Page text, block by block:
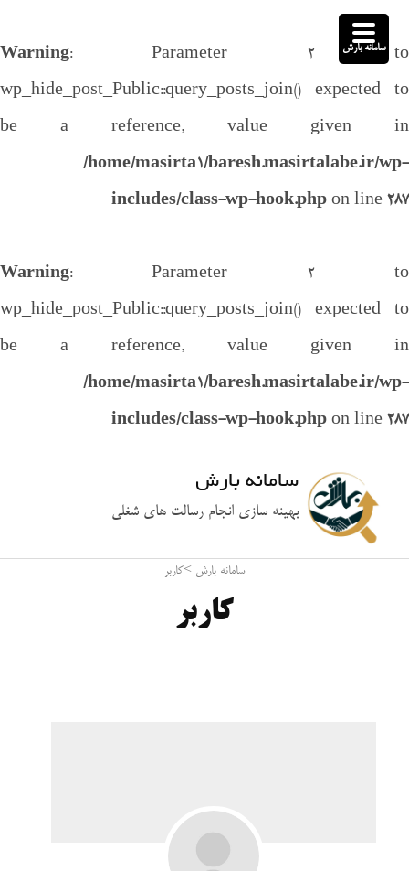
Warning: Parameter 2 to
wp_hide_post_Public::query_posts_join() expected to
be a reference, value given in
/home/masirta1/baresh.masirtalabe.ir/wp-
includes/class-wp-hook.php on line 287
Warning: Parameter 2 to
wp_hide_post_Public::query_posts_join() expected to
be a reference, value given in
/home/masirta1/baresh.masirtalabe.ir/wp-
includes/class-wp-hook.php on line 287
سامانه بارش
بهینه سازی انجام رسالت های شغلی
سامانه بارش >کاربر
کاربر
سامانه بارش